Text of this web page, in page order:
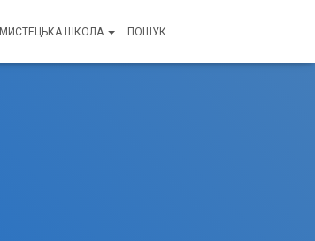
МИСТЕЦЬКА ШКОЛА ПОШУК